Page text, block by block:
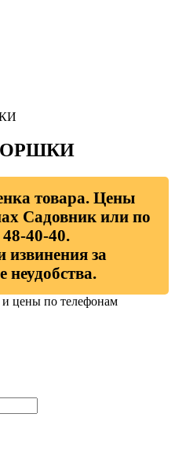
товара. Цены
Садовник или по
40-40.
извинения за
неудобства.
и цены по телефонам